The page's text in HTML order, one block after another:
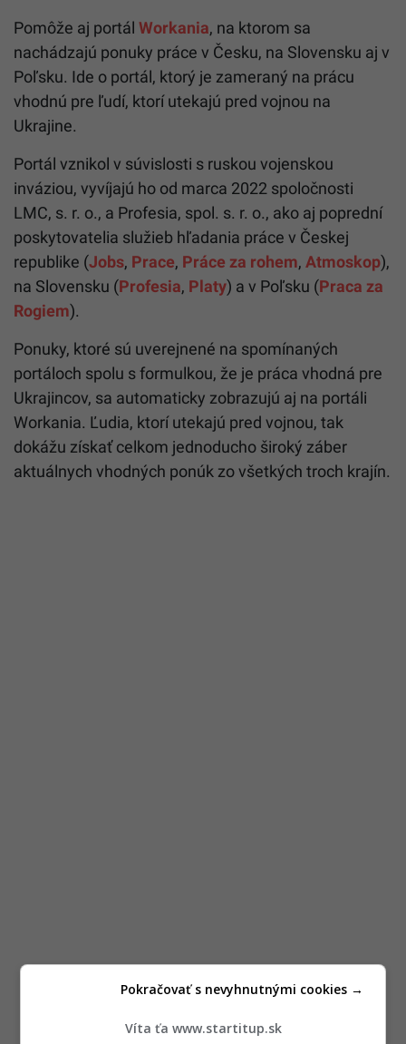
Pomôže aj portál Workania, na ktorom sa
nachádzajú ponuky práce v Česku, na Slovensku aj v
Poľsku. Ide o portál, ktorý je zameraný na prácu
vhodnú pre ľudí, ktorí utekajú pred vojnou na
Ukrajine.
Portál vznikol v súvislosti s ruskou vojenskou
inváziou, vyvíjajú ho od marca 2022 spoločnosti
LMC, s. r. o., a Profesia, spol. s. r. o., ako aj poprední
poskytovatelia služieb hľadania práce v Českej
republike (Jobs, Prace, Práce za rohem, Atmoskop),
na Slovensku (Profesia, Platy) a v Poľsku (Praca za
Rogiem).
Ponuky, ktoré sú uverejnené na spomínaných
portáloch spolu s formulkou, že je práca vhodná pre
Ukrajincov, sa automaticky zobrazujú aj na portáli
Workania. Ľudia, ktorí utekajú pred vojnou, tak
dokážu získať celkom jednoducho široký záber
aktuálnych vhodných ponúk zo všetkých troch krajín.
Víta ťa www.startitup.sk
Pokračovať s nevyhnutnými cookies →